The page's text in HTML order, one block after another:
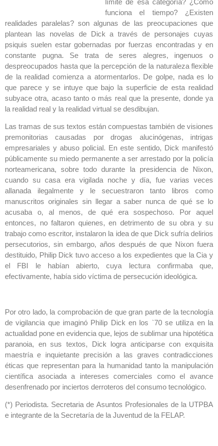
funciona el tiempo? ¿Existen
realidades paralelas? son algunas de las preocupaciones que
plantean las novelas de Dick a través de personajes cuyas
psiquis suelen estar gobernadas por fuerzas encontradas y en
constante pugna. Se trata de seres alegres, ingenuos o
despreocupados hasta que la percepción de la naturaleza flexible
de la realidad comienza a atormentarlos. De golpe, nada es lo
que parece y se intuye que bajo la superficie de esta realidad
subyace otra, acaso tanto o más real que la presente, donde ya
la realidad real y la realidad virtual se desdibujan.
Las tramas de sus textos están compuestas también de visiones
premonitorias causadas por drogas alucinógenas, intrigas
empresariales y abuso policial. En este sentido, Dick manifestó
públicamente su miedo permanente a ser arrestado por la policía
norteamericana, sobre todo durante la presidencia de Nixon,
cuando su casa era vigilada noche y día, fue varias veces
allanada ilegalmente y le secuestraron tanto libros como
manuscritos originales sin llegar a saber nunca de qué se lo
acusaba o, al menos, de qué era sospechoso. Por aquel
entonces, no faltaron quienes, en detrimento de su obra y su
trabajo como escritor, instalaron la idea de que Dick sufría delirios
persecutorios, sin embargo, años después de que Nixon fuera
destituido, Philip Dick tuvo acceso a los expedientes que la Cia y
el FBI le habían abierto, cuya lectura confirmaba que,
efectivamente, había sido víctima de persecución ideológica.
Por otro lado, la comprobación de que gran parte de la tecnología
de vigilancia que imaginó Philip Dick en los `70 se utiliza en la
actualidad pone en evidencia que, lejos de sublimar una hipotética
paranoia, en sus textos, Dick logra anticiparse con exquisita
maestría e inquietante precisión a las graves contradicciones
éticas que representan para la humanidad tanto la manipulación
científica asociada a intereses comerciales como el avance
desenfrenado por inciertos derroteros del consumo tecnológico.
(*) Periodista. Secretaria de Asuntos Profesionales de la UTPBA
e integrante de la Secretaría de la Juventud de la FELAP.